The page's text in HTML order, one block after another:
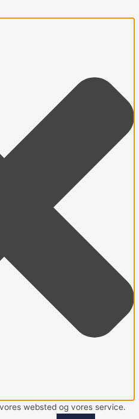
websted og vores service.